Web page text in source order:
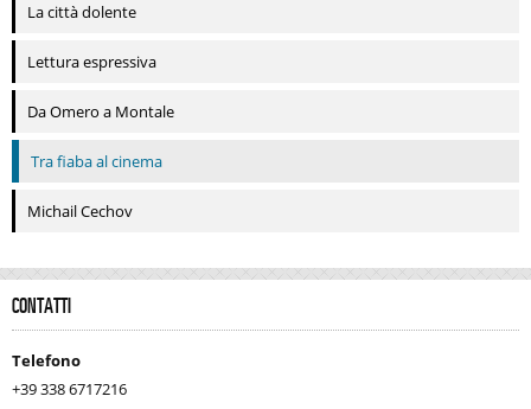
La città dolente
Lettura espressiva
Da Omero a Montale
Tra fiaba al cinema
Michail Cechov
CONTATTI
Telefono
+39 338 6717216